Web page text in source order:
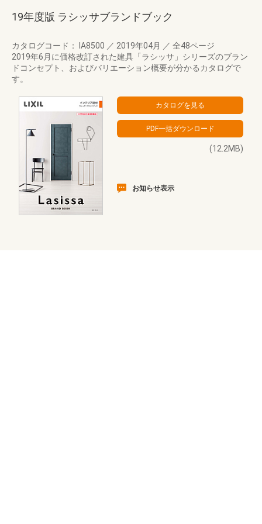
19年度版 ラシッサブランドブック
カタログコード： IA8500 ／ 2019年04月 ／ 全48ページ
2019年6月に価格改訂された建具「ラシッサ」シリーズのブラン
ドコンセプト、およびバリエーション概要が分かるカタログで
す。
(12.2MB)
お知らせ表示